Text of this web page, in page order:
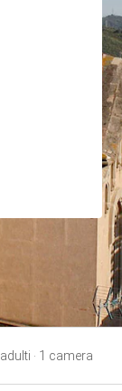
adulti 1 camera